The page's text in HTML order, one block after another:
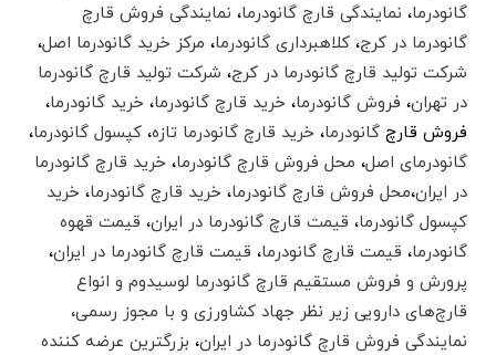
گانودرما، نمایندگی قارچ گانودرما، نمایندگی فروش قارچ
گانودرما در کرج، کلاهبرداری گانودرما، مرکز خرید گانودرما اصل،
شرکت تولید قارچ گانودرما در کرج، شرکت تولید قارچ گانودرما
در تهران، فروش گانودرما، خرید قارچ گانودرما، خرید گانودرما،
فروش قارچ گانودرما،‌ خرید قارچ گانودرما تازه،‌ کپسول گانودرما،
گانودرمای اصل، محل فروش قارچ گانودرما،‌ خرید قارچ گانودرما
در ایران،محل فروش قارچ گانودرما،‌ خرید قارچ گانودرما، خرید
کپسول گانودرما،‌قیمت قارچ گانودرما در ایران،‌ قیمت قهوه
گانودرما،‌ قیمت قارچ گانودرما،‌ قیمت قارچ گانودرما در ایران،‌
پرورش و فروش مستقیم قارچ گانودرما لوسیدوم و انواع
قارچ‌های دارویی زیر نظر جهاد کشاورزی و با مجوز رسمی،
نمایندگی فروش قارچ گانودرما در ایران، بزرگترین عرضه کننده